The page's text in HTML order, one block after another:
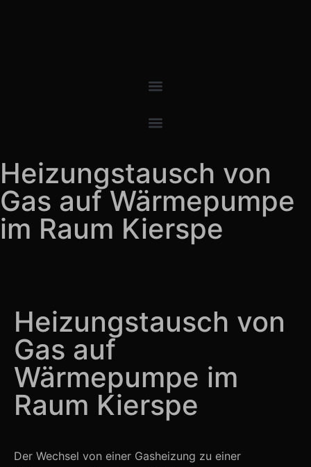
Heizungstausch von
Gas auf Wärmepumpe
im Raum Kierspe
Heizungstausch von
Gas auf
Wärmepumpe im
Raum Kierspe
Der Wechsel von einer Gasheizung zu einer